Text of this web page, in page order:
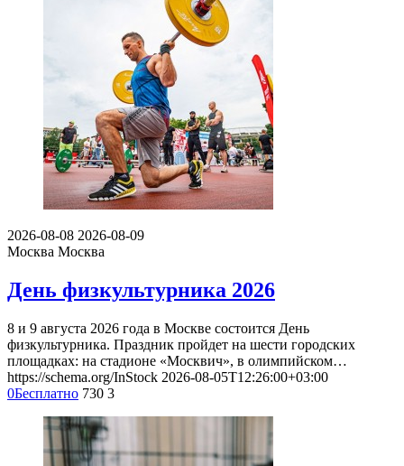
2026-08-08 2026-08-09
Москва Москва
День физкультурника 2026
8 и 9 августа 2026 года в Москве состоится День
физкультурника. Праздник пройдет на шести городских
площадках: на стадионе «Москвич», в олимпийском…
https://schema.org/InStock 2026-08-05T12:26:00+03:00
0Бесплатно 730 3